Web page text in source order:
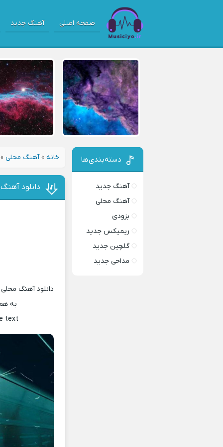
صفحه اصلی آهنگ جدید
خانه »آهنگ محلی
دانلود
دانلود آهنگ
به
text
دسته‌بندی‌ها
آهنگ جدید
آهنگ محلی
بزودی
ریمیکس جدید
گلچین جدید
مداحی جدید